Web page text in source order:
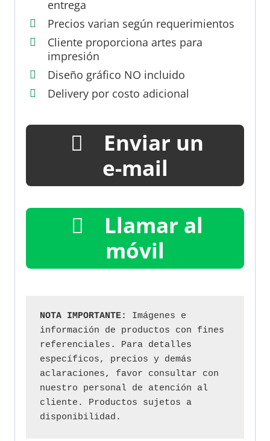
entrega
Precios varian según requerimientos
Cliente proporciona artes para
impresión
Diseño gráfico NO incluido
Delivery por costo adicional
Enviar un
e-mail
Llamar al
móvil
NOTA IMPORTANTE:
Imágenes e
información de productos con fines
referenciales. Para detalles
específicos, precios y demás
aclaraciones, favor consultar con
nuestro personal de atención al
cliente. Productos sujetos a
disponibilidad.